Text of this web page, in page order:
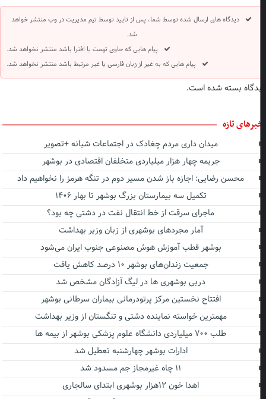
دیدگاه های ارسال شده توسط شما، پس از تایید توسط تیم مدیریت در وب منتشر خواهد
شد.
پیام هایی که حاوی تهمت یا افترا باشد منتشر نخواهد شد.
پیام هایی که به غیر از زبان فارسی یا غیر مرتبط باشد منتشر نخواهد شد.
بسته شده است.
تازه
میدان داری مردم چغادک در اجتماعات شبانه +تصویر
جریمه چهار هزار میلیاردی متخلفان اقتصادی در بوشهر
محسن رضایی: اجازه باز شدن مسیر دوم در تنگه هرمز را نخواهیم داد
تکمیل سه بیمارستان بزرگ بوشهر تا بهار ۱۴۰۶
ماجرای سرقت از خط انتقال نفت در دشتی چه بود؟
آمار مجردهای بوشهری از زبان وزیر بهداشت
بوشهر قطب آموزش هوش مصنوعی جنوب ایران می‌شود
جمعیت زندان‌های بوشهر ۱۰ درصد کاهش یافت
دربی بوشهری ها در لیگ آزادگان مشخص شد
افتتاح نخستین مرکز پرتودرمانی بیماران سرطانی بوشهر
مهمترین خواسته نماینده دشتی و تنگستان از وزیر بهداشت
طلب ۷۰۰ میلیاردی دانشگاه علوم پزشکی بوشهر از بیمه ها
ادارات بوشهر چهارشنبه تعطیل شد
اهدا خون ۱۲هزار بوشهری ابتدای سالجاری